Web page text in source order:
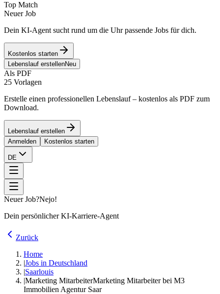
Top Match
Neuer Job
Dein KI-Agent sucht rund um die Uhr passende Jobs für dich.
Kostenlos starten
Lebenslauf erstellenNeu
Als PDF
25 Vorlagen
Erstelle einen professionellen Lebenslauf – kostenlos als PDF zum
Download.
Lebenslauf erstellen
Anmelden
Kostenlos starten
DE
Neuer Job?Nejo!
Dein persönlicher KI-Karriere-Agent
Zurück
Home
|Jobs in Deutschland
|Saarlouis
|Marketing MitarbeiterMarketing Mitarbeiter bei M3
Immobilien Agentur Saar